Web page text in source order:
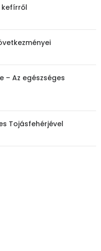
kefírről
– Az egészséges
Tojásfehérjével